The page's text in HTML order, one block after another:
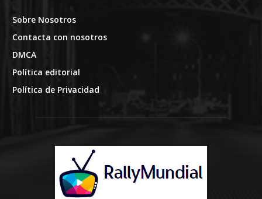
Sobre Nosotros
Contacta con nosotros
DMCA
Política editorial
Política de Privacidad